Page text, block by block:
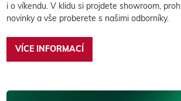
i o víkendu. V klidu si projdete showroom,
novinky a vše proberete s našimi odborníky.
VÍCE INFORMACÍ